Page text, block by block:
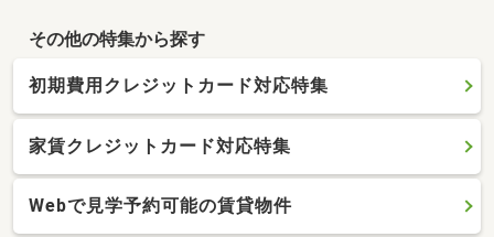
その他の特集から探す
初期費用クレジットカード対応特集
家賃クレジットカード対応特集
Webで見学予約可能の賃貸物件